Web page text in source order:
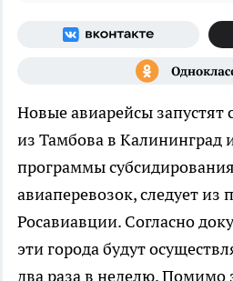
Новые авиарейсы запустят
из Тамбова в Калининград
программы
авиаперевозок, следует из
Росавиавции. Согласно
эти города будут
два раза в неделю. Помимо